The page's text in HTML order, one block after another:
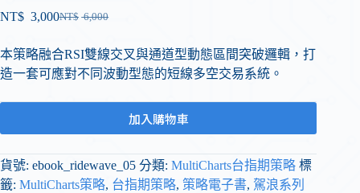
NT$ 6,000
NT$ 3,000
本策略融合RSI雙線交叉與通道型動態區間突破邏輯，打
造一套可應對不同波動型態的短線多空交易系統。
加入購物車
貨號: ebook_ridewave_05 分類: MultiCharts台指期策略 標
籤: MultiCharts策略, 台指期策略, 策略電子書, 駕浪系列